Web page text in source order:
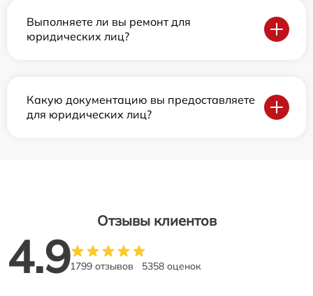
Выполняете ли вы ремонт для
юридических лиц?
Какую документацию вы предоставляете
для юридических лиц?
Отзывы клиентов
4.91799 отзывов 5358 оценок